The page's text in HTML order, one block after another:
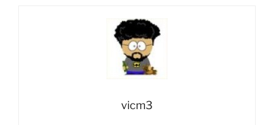
vicm3